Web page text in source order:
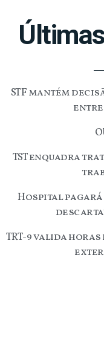
STF mantém
TST enquadra
Hospital
TRT-9 valida